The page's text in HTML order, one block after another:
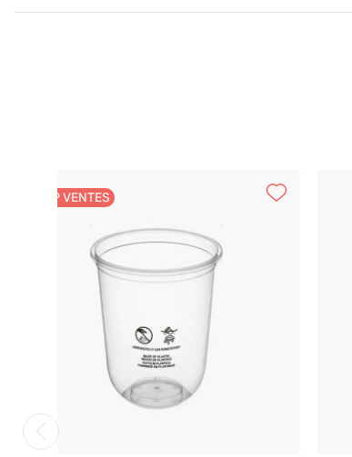
TOP VENTES